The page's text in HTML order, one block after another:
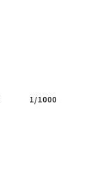
1/1000